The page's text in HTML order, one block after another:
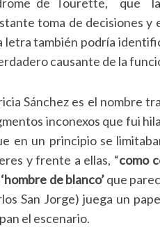
toma de decisiones y
letra también podría
causante de la
Sánchez es el nombre
inconexos que fui
en un principio se
y frente a ellas, “como
de blanco’que
San Jorge) juega un
el escenario.
e
a